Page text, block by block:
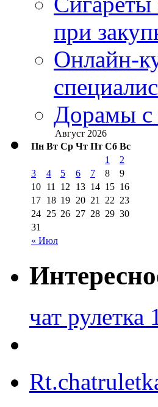
при
Онлайн-
Дорамы с
Август 2026
Пн Вт Ср Чт Пт Сб Вс
« Июл
1
2
3
4 5 6 7 8
9
10 11 12 13 14 15 16
17 18 19 20 21 22 23
24 25 26 27 28 29 30
31
чат